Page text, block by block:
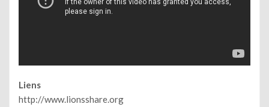
Liens
http://www.lionsshare.org